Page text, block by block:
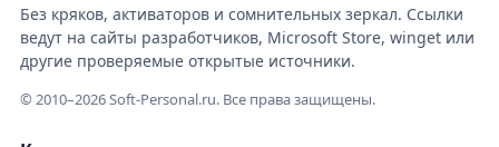
Без кряков, активаторов и сомнительных зеркал. Ссылки
ведут на сайты разработчиков, Microsoft Store, winget или
другие проверяемые открытые источники.
© 2010–2026 Soft-Personal.ru. Все права защищены.